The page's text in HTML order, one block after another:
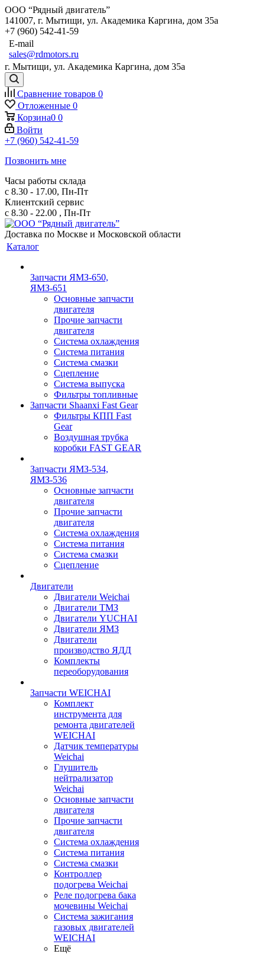
ООО “Рядный двигатель”
141007, г. Мытищи, ул. Академика Каргина, дом 35а
+7 (960) 542-41-59
E-mail
sales@rdmotors.ru
г. Мытищи, ул. Академика Каргина, дом 35а
Сравнение товаров 0
Отложенные 0
Корзина0 0
Войти
+7 (960) 542-41-59
Позвонить мне
Часы работы склада
с 8.30 - 17.00, Пн-Пт
Клиентский сервис
с 8.30 - 22.00 , Пн-Пт
Доставка по Москве и Московской области
Каталог
Запчасти ЯМЗ-650,
ЯМЗ-651
Основные запчасти
двигателя
Прочие запчасти
двигателя
Система охлаждения
Система питания
Система смазки
Сцепление
Система выпуска
Фильтры топливные
Запчасти Shaanxi Fast Gear
Фильтры КПП Fast
Gear
Воздушная трубка
коробки FAST GEAR
Запчасти ЯМЗ-534,
ЯМЗ-536
Основные запчасти
двигателя
Прочие запчасти
двигателя
Система охлаждения
Система питания
Система смазки
Сцепление
Двигатели
Двигатели Weichai
Двигатели ТМЗ
Двигатели YUCHAI
Двигатели ЯМЗ
Двигатели
производство ЯДД
Комплекты
переоборудования
Запчасти WEICHAI
Комплект
инструмента для
ремонта двигателей
WEICHAI
Датчик температуры
Weichai
Глушитель
нейтрализатор
Weichai
Основные запчасти
двигателя
Прочие запчасти
двигателя
Система охлаждения
Система питания
Система смазки
Контроллер
подогрева Weichai
Реле подогрева бака
мочевины Weichai
Система зажигания
газовых двигателей
WEICHAI
Ещё